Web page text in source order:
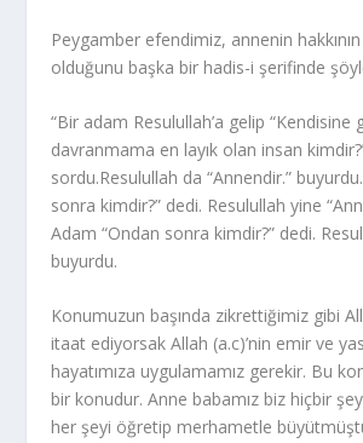
Peygamber efendimiz, annenin
olduğunu başka bir hadis-i şerifinde
“Bir adam Resulullah’a gelip “Kendisine
davranmama en layık olan insan
sordu.Resulullah da “Annendir.”
sonra kimdir?” dedi. Resulullah yine
Adam “Ondan sonra kimdir?” dedi.
buyurdu.
Konumuzun başında zikrettiğimiz gibi
itaat ediyorsak Allah (a.c)’nin emir ve
hayatımıza uygulamamız gerekir. Bu
bir konudur. Anne babamız biz hiçbir
her şeyi öğretip merhametle